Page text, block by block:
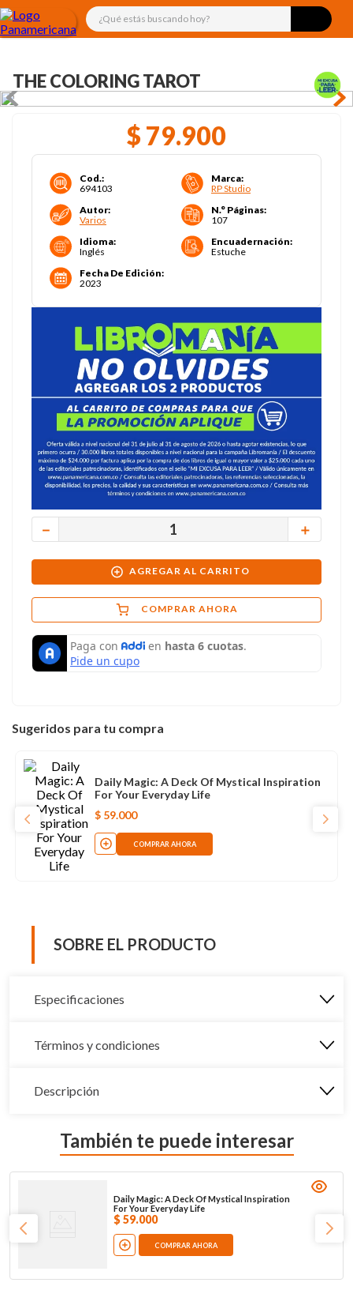
¿Qué estás buscando hoy?
THE COLORING TAROT
$ 79.900
Cod.:
694103
Marca:
RP Studio
Autor:
Varios
N.° Páginas:
107
Idioma:
Inglés
Encuadernación:
Estuche
Fecha De Edición:
2023
＋
－
AGREGAR AL CARRITO
COMPRAR AHORA
Sugeridos para tu compra
Daily Magic: A Deck Of Mystical Inspiration
For Your Everyday Life
$ 59.000
COMPRAR AHORA
SOBRE EL PRODUCTO
Especificaciones
Términos y condiciones
Descripción
También te puede interesar
Daily Magic: A Deck Of Mystical Inspiration
For Your Everyday Life
$ 59.000
COMPRAR AHORA